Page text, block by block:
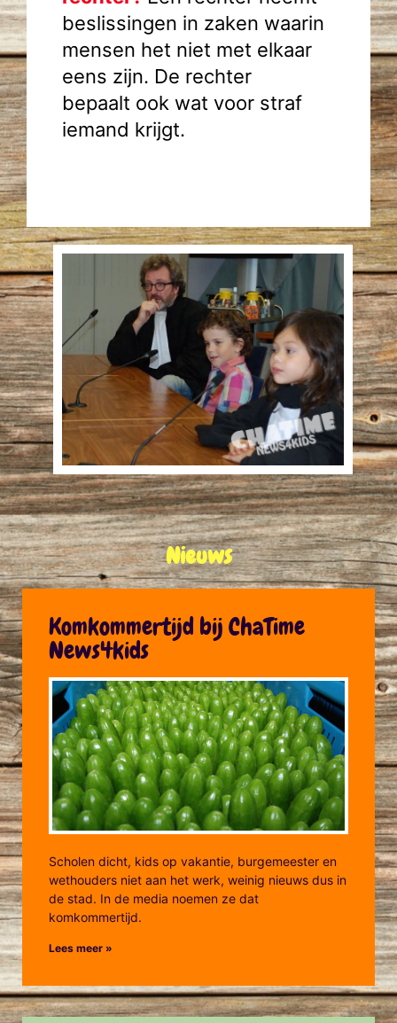
beslissingen in zaken waarin
mensen het niet met elkaar
eens zijn. De rechter
bepaalt ook wat voor straf
iemand krijgt.
Nieuws
Komkommertijd bij ChaTime
News4kids
Scholen dicht, kids op vakantie, burgemeester en
wethouders niet aan het werk, weinig nieuws dus in
de stad. In de media noemen ze dat
komkommertijd.
Lees meer »